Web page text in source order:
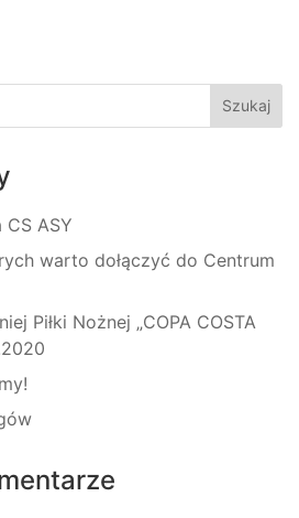
ASY
warto dołączyć do Centrum
Piłki Nożnej „COPA COSTA